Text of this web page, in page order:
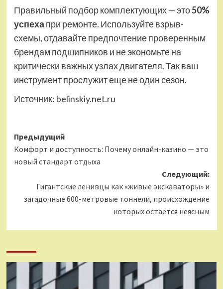
Правильный подбор комплектующих — это50%
успехапри ремонте. Используйте взрыв-
схемы, отдавайте предпочтение проверенным
брендам подшипников и не экономьте на
критически важных узлах двигателя. Так ваш
инструмент прослужит еще не один сезон.
Источник: belinskiy.net.ru
Навигация
записи
Предыдущий
Комфорт и доступность: Почему онлайн-казино — это
новый стандарт отдыха
Следующий:
Гигантские ленивцы как «живые экскаваторы» и
загадочные 600-метровые тоннели, происхождение
которых остаётся неясным